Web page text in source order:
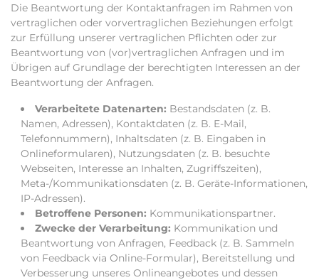
Die Beantwortung der Kontaktanfragen im Rahmen von
vertraglichen oder vorvertraglichen Beziehungen erfolgt
zur Erfüllung unserer vertraglichen Pflichten oder zur
Beantwortung von (vor)vertraglichen Anfragen und im
Übrigen auf Grundlage der berechtigten Interessen an der
Beantwortung der Anfragen.
Verarbeitete Datenarten: Bestandsdaten (z. B.
Namen, Adressen), Kontaktdaten (z. B. E-Mail,
Telefonnummern), Inhaltsdaten (z. B. Eingaben in
Onlineformularen), Nutzungsdaten (z. B. besuchte
Webseiten, Interesse an Inhalten, Zugriffszeiten),
Meta-/Kommunikationsdaten (z. B. Geräte-Informationen,
IP-Adressen).
Betroffene Personen: Kommunikationspartner.
Zwecke der Verarbeitung: Kommunikation und
Beantwortung von Anfragen, Feedback (z. B. Sammeln
von Feedback via Online-Formular), Bereitstellung und
Verbesserung unseres Onlineangebotes und dessen